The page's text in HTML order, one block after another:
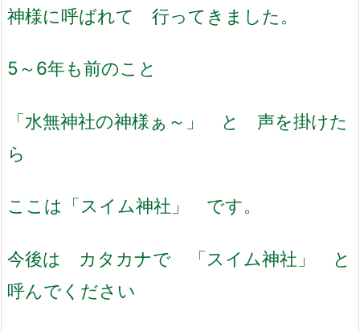
神様に呼ばれて 行ってきました。
5～6年も前のこと
「水無神社の神様ぁ～」 と 声を掛けた
ら
ここは「スイム神社」 です。
今後は カタカナで 「スイム神社」 と
呼んでください